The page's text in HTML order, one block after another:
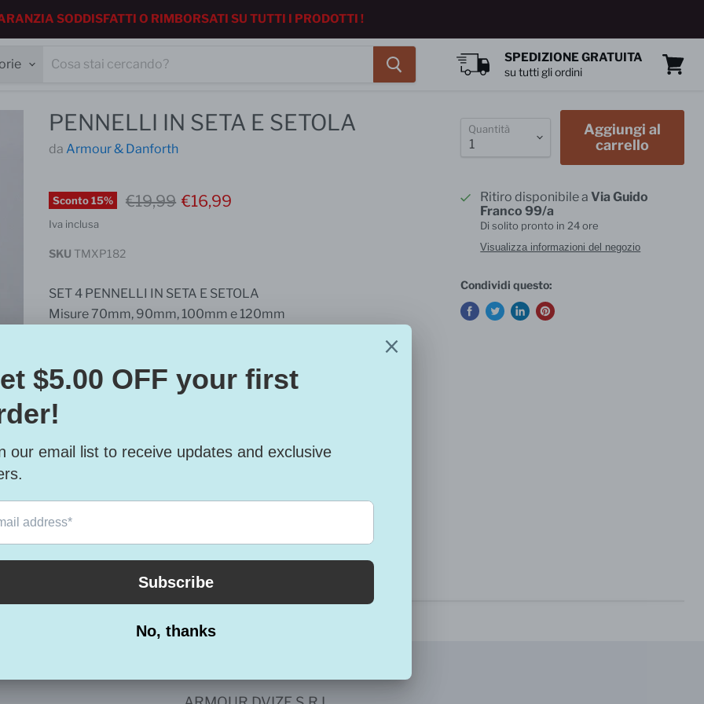
SODDISFATTI O RIMBORSATI SU TUTTI I PRODOTTI !
SPEDIZIONE GRATUITA
su tutti gli ordini
PENNELLI IN SETA E SETOLA
daArmour & Danforth
Sconto15% Prezzo iniziale
€19,99 Prezzo corrente
€16,99
Iva inclusa
SKU TMXP182
SET 4 PENNELLI IN SETA E SETOLA
Misure 70mm, 90mm, 100mm e 120mm
SET DA 4 PEZZI CON MISURE ASSORTITE
Quantità
Aggiungi al
carrello
Ritiro disponibile aVia Guido
Franco 99/a
Di solito pronto in 24 ore
Visualizza informazioni del negozio
Condividi questo: